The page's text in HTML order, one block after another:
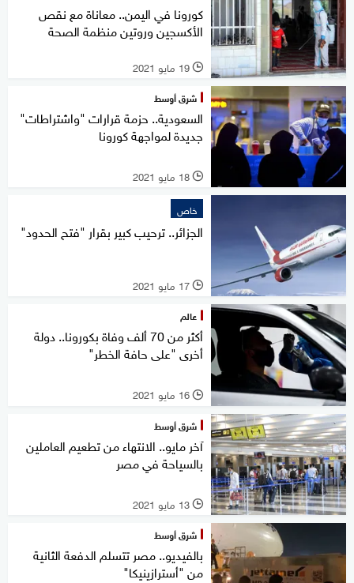
كورونا في اليمن.. معاناة مع نقص
الأكسجين وروتين منظمة الصحة
l 19 مايو 2021
شرق أوسط
السعودية.. حزمة قرارات "واشتراطات"
جديدة لمواجهة كورونا
l 18 مايو 2021
خاص
الجزائر.. ترحيب كبير بقرار "فتح الحدود"
l 17 مايو 2021
عالم
أكثر من 70 ألف وفاة بكورونا.. دولة
أخرى "على حافة الخطر"
l 16 مايو 2021
شرق أوسط
آخر مايو.. الانتهاء من تطعيم العاملين
بالسياحة في مصر
l 13 مايو 2021
شرق أوسط
بالفيديو.. مصر تتسلم الدفعة الثانية
من "أسترازينيكا"